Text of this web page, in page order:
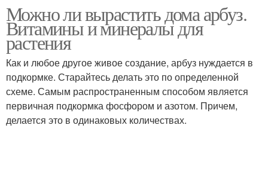
Арбуз на рассаду
Арбуз в цветочном
горшке
Можно ли вырастить дома арбуз.
Витамины и минералы для
растения
Как и любое другое живое создание, арбуз нуждается в
подкормке. Старайтесь делать это по определенной
схеме. Самым распространенным способом является
первичная подкормка фосфором и азотом. Причем,
делается это в одинаковых количествах.